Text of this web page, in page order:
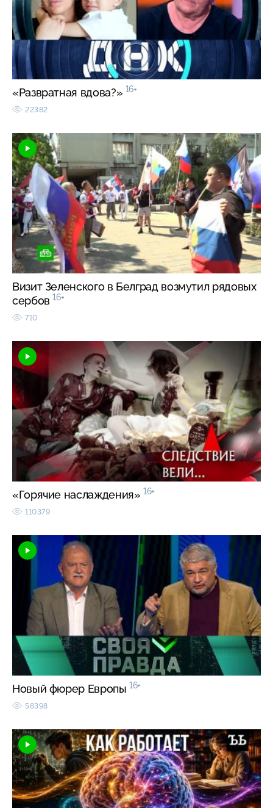
«Развратная вдова?» 16+
22382
Визит Зеленского в Белград возмутил рядовых
сербов 16+
710
«Горячие наслаждения» 16+
110379
Новый фюрер Европы 16+
58398